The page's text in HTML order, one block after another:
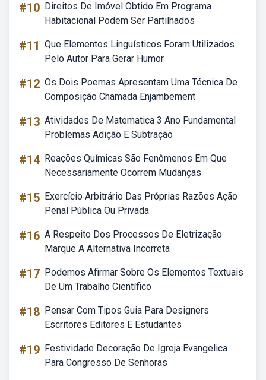
#10 Direitos De Imóvel Obtido Em Programa
Habitacional Podem Ser Partilhados
#11 Que Elementos Linguísticos Foram Utilizados
Pelo Autor Para Gerar Humor
#12 Os Dois Poemas Apresentam Uma Técnica De
Composição Chamada Enjambement
#13 Atividades De Matematica 3 Ano Fundamental
Problemas Adição E Subtração
#14 Reações Químicas São Fenômenos Em Que
Necessariamente Ocorrem Mudanças
#15 Exercício Arbitrário Das Próprias Razões Ação
Penal Pública Ou Privada
#16 A Respeito Dos Processos De Eletrização
Marque A Alternativa Incorreta
#17 Podemos Afirmar Sobre Os Elementos Textuais
De Um Trabalho Científico
#18 Pensar Com Tipos Guia Para Designers
Escritores Editores E Estudantes
#19 Festividade Decoração De Igreja Evangelica
Para Congresso De Senhoras